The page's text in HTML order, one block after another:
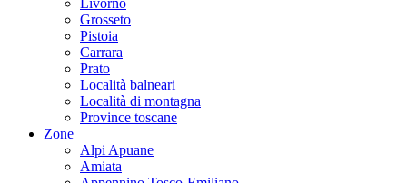
Livorno
Grosseto
Pistoia
Carrara
Prato
Località balneari
Località di montagna
Province toscane
Zone
Alpi Apuane
Amiata